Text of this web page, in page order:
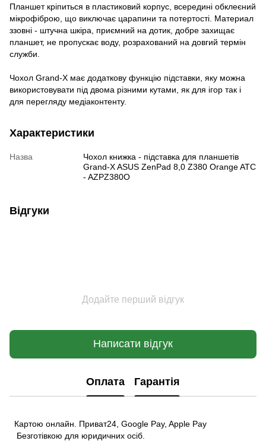
Планшет кріпиться в пластиковий корпус, всередині обклеєний
мікрофіброю, що виключає царапини та потертості. Материал
ззовні - штучна шкіра, приємний на дотик, добре захищає
планшет, не пропускає воду, розрахований на довгий термін
служби.
Чохол Grand-X має додаткову функцію підставки, яку можна
використовувати під двома різними кутами, як для ігор так і
для перегляду медіаконтенту.
Характеристики
Назва
Чохол книжка - підставка для планшетів
Grand-X ASUS ZenPad 8,0 Z380 Orange ATC
- AZPZ380O
Відгуки
Додайте перший відгук
Написати відгук
Оплата Гарантія
Картою онлайн. Приват24, Google Pay, Apple Pay
Безготівкою для юридичних осіб.